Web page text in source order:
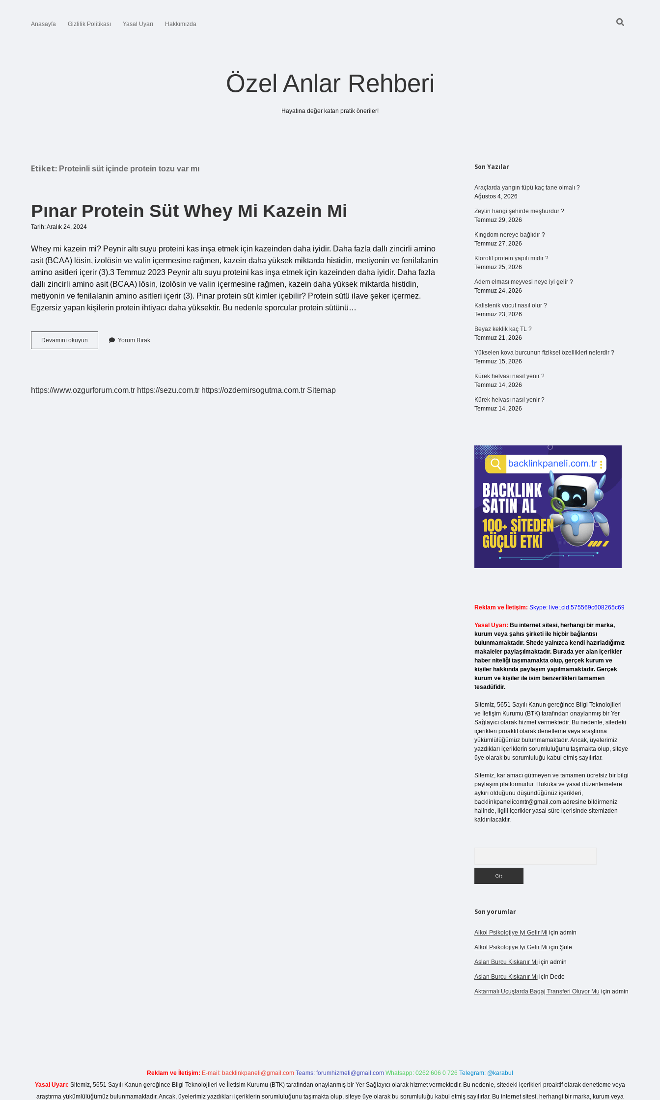
Anasayfa Gizlilik Politikası Yasal Uyarı Hakkımızda
Özel Anlar Rehberi
Hayatına değer katan pratik öneriler!
Etiket: Proteinli süt içinde protein tozu var mı
Pınar Protein Süt Whey Mi Kazein Mi
Tarih: Aralık 24, 2024
Whey mi kazein mi? Peynir altı suyu proteini kas inşa etmek için kazeinden daha iyidir. Daha fazla dallı zincirli amino
asit (BCAA) lösin, izolösin ve valin içermesine rağmen, kazein daha yüksek miktarda histidin, metiyonin ve fenilalanin
amino asitleri içerir (3).3 Temmuz 2023 Peynir altı suyu proteini kas inşa etmek için kazeinden daha iyidir. Daha fazla
dallı zincirli amino asit (BCAA) lösin, izolösin ve valin içermesine rağmen, kazein daha yüksek miktarda histidin,
metiyonin ve fenilalanin amino asitleri içerir (3). Pınar protein süt kimler içebilir? Protein sütü ilave şeker içermez.
Egzersiz yapan kişilerin protein ihtiyacı daha yüksektir. Bu nedenle sporcular protein sütünü…
Devamını okuyun
Protein
Mi
Yorum Bırak
https://www.ozgurforum.com.tr https://sezu.com.tr https://ozdemirsogutma.com.tr Sitemap
Sidebar
Son Yazılar
Araçlarda yangın tüpü kaç tane olmalı ?
Ağustos 4, 2026
Zeytin hangi şehirde meşhurdur ?
Temmuz 29, 2026
Kıngdom nereye bağlıdır ?
Temmuz 27, 2026
Klorofil protein yapılı mıdır ?
Temmuz 25, 2026
Adem elması meyvesi neye iyi gelir ?
Temmuz 24, 2026
Kalistenik vücut nasıl olur ?
Temmuz 23, 2026
Beyaz keklik kaç TL ?
Temmuz 21, 2026
Yükselen kova burcunun fiziksel özellikleri nelerdir ?
Temmuz 15, 2026
Kürek helvası nasıl yenir ?
Temmuz 14, 2026
Kürek helvası nasıl yenir ?
Temmuz 14, 2026
Reklam ve İletişim: Skype: live:.cid.575569c608265c69
Yasal Uyarı: Bu internet sitesi, herhangi bir marka,
kurum veya şahıs şirketi ile hiçbir bağlantısı
bulunmamaktadır. Sitede yalnızca kendi hazırladığımız
makaleler paylaşılmaktadır. Burada yer alan içerikler
haber niteliği taşımamakta olup, gerçek kurum ve
kişiler hakkında paylaşım yapılmamaktadır. Gerçek
kurum ve kişiler ile isim benzerlikleri tamamen
tesadüfidir.
Sitemiz, 5651 Sayılı Kanun gereğince Bilgi Teknolojileri
ve İletişim Kurumu (BTK) tarafından onaylanmış bir Yer
Sağlayıcı olarak hizmet vermektedir. Bu nedenle, sitedeki
içerikleri proaktif olarak denetleme veya araştırma
yükümlülüğümüz bulunmamaktadır. Ancak, üyelerimiz
yazdıkları içeriklerin sorumluluğunu taşımakta olup, siteye
üye olarak bu sorumluluğu kabul etmiş sayılırlar.
Sitemiz, kar amacı gütmeyen ve tamamen ücretsiz bir bilgi
paylaşım platformudur. Hukuka ve yasal düzenlemelere
aykırı olduğunu düşündüğünüz içerikleri,
backlinkpanelicomtr@gmail.comadresine bildirmeniz
halinde, ilgili içerikler yasal süre içerisinde sitemizden
kaldırılacaktır.
Son yorumlar
Alkol Psikolojiye Iyi Gelir Mi için admin
Alkol Psikolojiye Iyi Gelir Mi için Şule
Aslan Burcu Kıskanır Mıiçin admin
Aslan Burcu Kıskanır Mıiçin Dede
Aktarmalı Uçuşlarda Bagaj Transferi Oluyor Mu için admin
Reklam ve İletişim: E-mail: backlinkpaneli@gmail.com Teams: forumhizmeti@gmail.com Whatsapp: 0262 606 0 726 Telegram: @karabul
Yasal Uyarı: Sitemiz, 5651 Sayılı Kanun gereğince Bilgi Teknolojileri ve İletişim Kurumu (BTK) tarafından onaylanmış bir Yer Sağlayıcı olarak hizmet vermektedir. Bu nedenle, sitedeki içerikleri proaktif olarak denetleme veya
araştırma yükümlülüğümüz bulunmamaktadır. Ancak, üyelerimiz yazdıkları içeriklerin sorumluluğunu taşımakta olup, siteye üye olarak bu sorumluluğu kabul etmiş sayılırlar. Bu internet sitesi, herhangi bir marka, kurum veya